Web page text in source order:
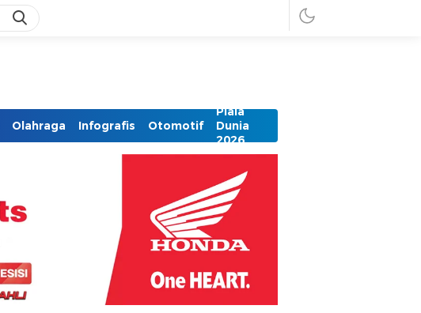
Olahraga Infografis Otomotif
Piala
Dunia
2026